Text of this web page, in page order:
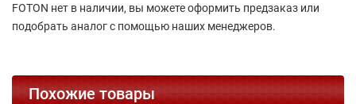
FOTON нет в наличии, вы можете оформить предзаказ или
подобрать аналог с помощью наших менеджеров.
Похожие товары